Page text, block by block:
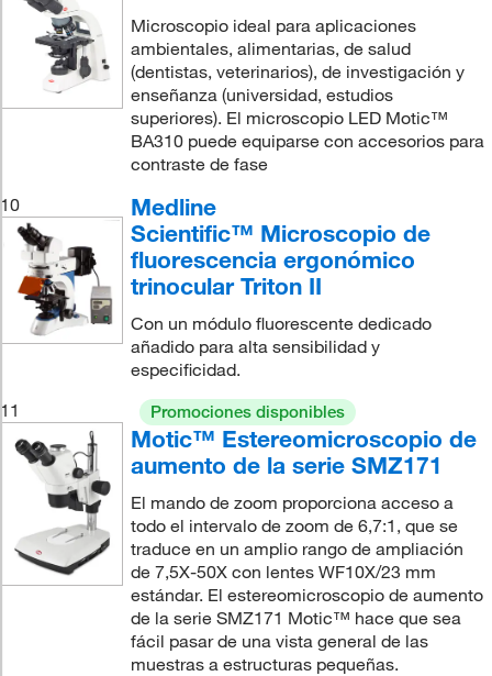
Microscopio ideal para aplicaciones
ambientales, alimentarias, de salud
(dentistas, veterinarios), de investigación y
enseñanza (universidad, estudios
superiores). El microscopio LED Motic™
BA310 puede equiparse con accesorios para
contraste de fase
10
Medline
Scientific™ Microscopio de
fluorescencia ergonómico
trinocular Triton II
Con un módulo fluorescente dedicado
añadido para alta sensibilidad y
especificidad.
11
Promociones disponibles
Motic™ Estereomicroscopio de
aumento de la serie SMZ171
El mando de zoom proporciona acceso a
todo el intervalo de zoom de 6,7:1, que se
traduce en un amplio rango de ampliación
de 7,5X-50X con lentes WF10X/23 mm
estándar. El estereomicroscopio de aumento
de la serie SMZ171 Motic™ hace que sea
fácil pasar de una vista general de las
muestras a estructuras pequeñas.